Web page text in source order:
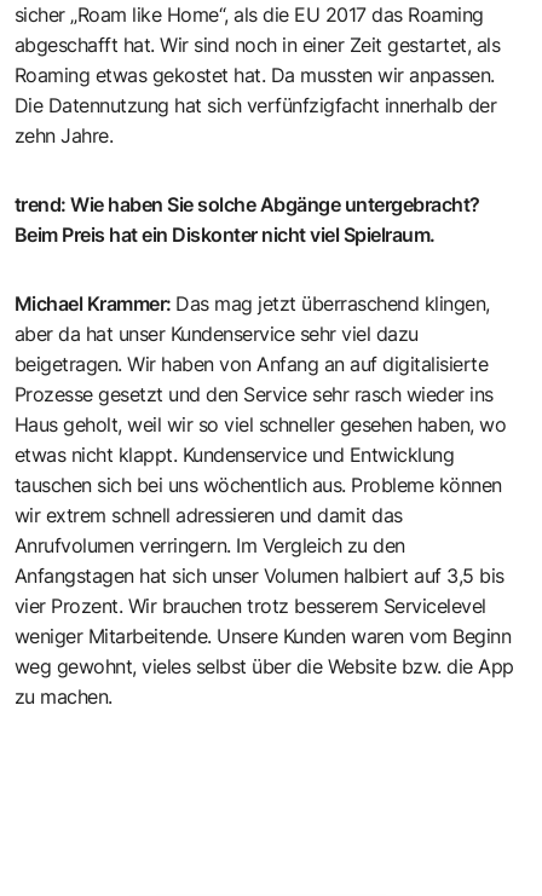
sicher „Roam like Home“, als die EU 2017 das Roaming
abgeschafft hat. Wir sind noch in einer Zeit gestartet, als
Roaming etwas gekostet hat. Da mussten wir anpassen.
Die Datennutzung hat sich verfünfzigfacht innerhalb der
zehn Jahre.
trend:Wie haben Sie solche Abgänge untergebracht?
Beim Preis hat ein Diskonter nicht viel Spielraum.
Michael Krammer: Das mag jetzt überraschend klingen,
aber da hat unser Kundenservice sehr viel dazu
beigetragen. Wir haben von Anfang an auf digitalisierte
Prozesse gesetzt und den Service sehr rasch wieder ins
Haus geholt, weil wir so viel schneller gesehen haben, wo
etwas nicht klappt. Kundenservice und Entwicklung
tauschen sich bei uns wöchentlich aus. Probleme können
wir extrem schnell adressieren und damit das
Anrufvolumen verringern. Im Vergleich zu den
Anfangstagen hat sich unser Volumen halbiert auf 3,5 bis
vier Prozent. Wir brauchen trotz besserem Servicelevel
weniger Mitarbeitende. Unsere Kunden waren vom Beginn
weg gewohnt, vieles selbst über die Website bzw. die App
zu machen.